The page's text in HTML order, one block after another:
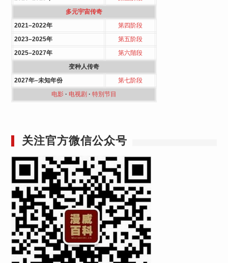
多元宇宙传奇
2021–2022年
第四阶段
2023–2025年
第五阶段
2025–2027年
第六階段
变种人传奇
2027年–未知年份
第七阶段
电影· 电视剧 · 特別节目
关注官方微信公众号